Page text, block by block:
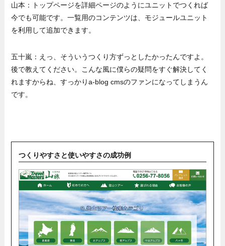
山本：トップページを詳細ページのようにユニットでつくれば
今でも可能です。一覧用のコンテンツは、モジュールユニット
を利用して追加できます。
五十嵐：えっ、そういうつくり方ずっとしたかったんですよ。
後で教えてください。こんな風に僕らの疑問をすぐ解決してく
れますからね、すっかりa-blog cmsのファンになってしまうん
です。
つくりやすさと使いやすさの成功例